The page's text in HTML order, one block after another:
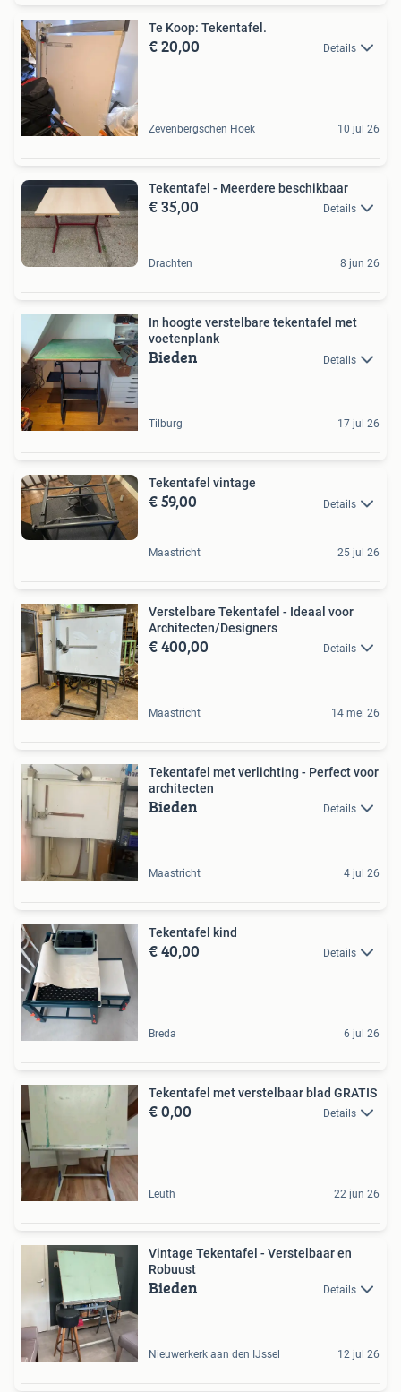
Te Koop: Tekentafel.
€ 20,00 Details
Zevenbergschen Hoek 10 jul 26
Tekentafel - Meerdere beschikbaar
€ 35,00 Details
Drachten 8 jun 26
In hoogte verstelbare tekentafel met
voetenplank
Bieden Details
Tilburg 17 jul 26
Tekentafel vintage
€ 59,00 Details
Maastricht 25 jul 26
Verstelbare Tekentafel - Ideaal voor
Architecten/Designers
€ 400,00 Details
Maastricht 14 mei 26
Tekentafel met verlichting - Perfect voor
architecten
Bieden Details
Maastricht 4 jul 26
Tekentafel kind
€ 40,00 Details
Breda 6 jul 26
Tekentafel met verstelbaar blad GRATIS
€ 0,00 Details
Leuth 22 jun 26
Vintage Tekentafel - Verstelbaar en
Robuust
Bieden Details
Nieuwerkerk aan den IJssel 12 jul 26